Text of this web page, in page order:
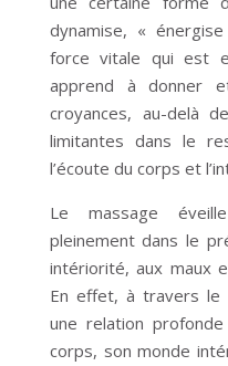
dynamise, «
force vitale qui est
apprend à donner
croyances, au-delà
limitantes dans le
l’écoute du corps et
Le massage
pleinement dans le
intériorité, aux maux
En effet, à travers le
une relation
corps, son monde